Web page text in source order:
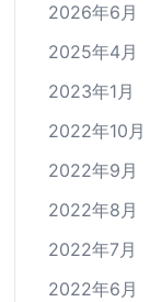
2026年6月
2025年4月
2023年1月
2022年10月
2022年9月
2022年8月
2022年7月
2022年6月